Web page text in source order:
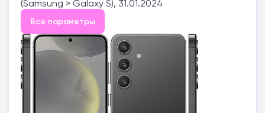
(Samsung > Galaxy S), 31.01.2024
Все параметры